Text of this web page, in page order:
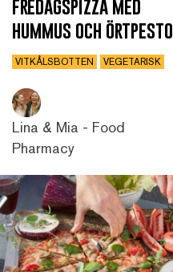
fredagspizza med
hummus och örtpesto
VITKÅLSBOTTEN VEGETARISK
Lina & Mia - Food
Pharmacy